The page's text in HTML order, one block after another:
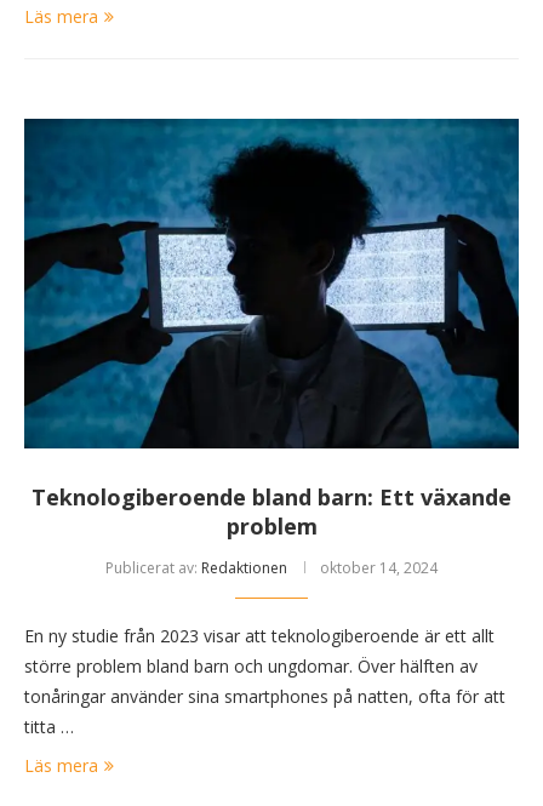
Läs mera
Teknologiberoende bland barn: Ett växande
problem
Publicerat av: Redaktionen oktober 14, 2024
En ny studie från 2023 visar att teknologiberoende är ett allt
större problem bland barn och ungdomar. Över hälften av
tonåringar använder sina smartphones på natten, ofta för att
titta …
Läs mera